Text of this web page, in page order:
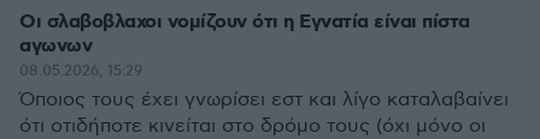
Οι σλαβοβλαχοι νομίζουν ότι η Εγνατία είναι πίστα
αγωνων
08.05.2026, 15:29
Όποιος τους έχει γνωρίσει εστ και λίγο καταλαβαίνει
ότι οτιδήποτε κινείται στο δρόμο τους (όχι μόνο οι